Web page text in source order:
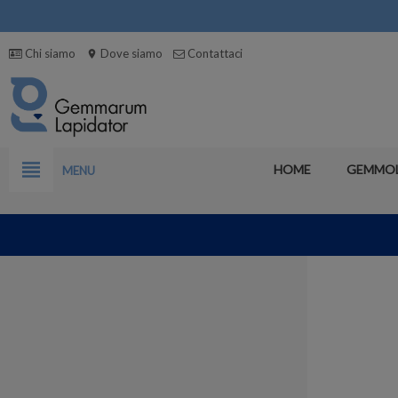
Chi siamo location_on Dove siamo Contattaci
view_headline MENU HOME